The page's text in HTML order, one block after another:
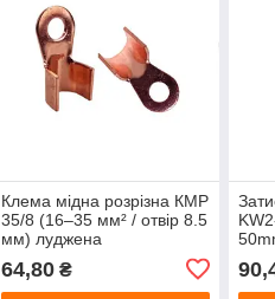
Клема мідна розрізна КМР
35/8 (16–35 мм² / отвір 8.5
мм) луджена
64,80₴